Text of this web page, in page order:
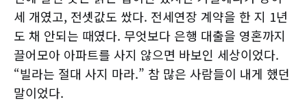
세 개였고, 전셋값도 쌌다. 전세연장 계약을 한 지 1년
도 채 안되는 때였다. 무엇보다 은행 대출을 영혼까지
끌어모아 아파트를 사지 않으면 바보인 세상이었다.
“빌라는 절대 사지 마라.” 참 많은 사람들이 내게 했던
말이었다.